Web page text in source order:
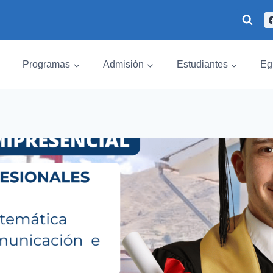
Programas Admisión Estudiantes